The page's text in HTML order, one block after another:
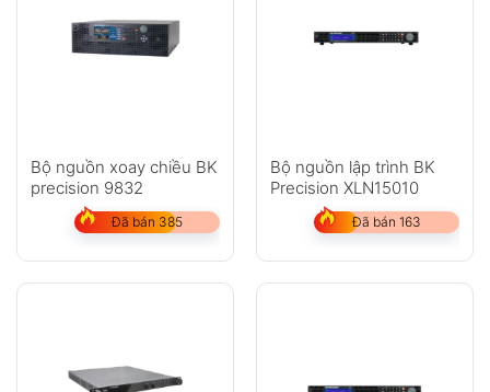
Bộ nguồn xoay chiều BK
precision 9832
Đã bán 385
Bộ nguồn lập trình BK
Precision XLN15010
Đã bán 163